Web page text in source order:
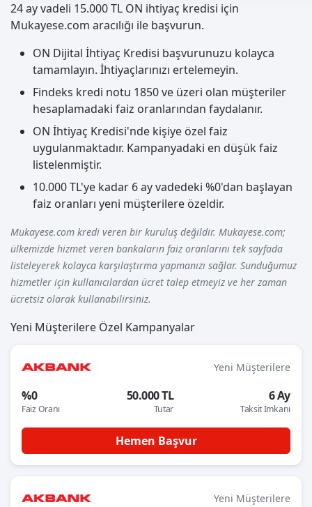
24 ay vadeli 15.000 TL ON ihtiyaç kredisi için
Mukayese.com aracılığı ile başvurun.
ON Dijital İhtiyaç Kredisi başvurunuzu kolayca
tamamlayın. İhtiyaçlarınızı ertelemeyin.
Findeks kredi notu 1850 ve üzeri olan müşteriler
hesaplamadaki faiz oranlarından faydalanır.
ON İhtiyaç Kredisi'nde kişiye özel faiz
uygulanmaktadır. Kampanyadaki en düşük faiz
listelenmiştir.
10.000 TL'ye kadar 6 ay vadedeki %0'dan başlayan
faiz oranları yeni müşterilere özeldir.
Mukayese.com kredi veren bir kuruluş değildir. Mukayese.com;
ülkemizde hizmet veren bankaların faiz oranlarını tek sayfada
listeleyerek kolayca karşılaştırma yapmanızı sağlar. Sunduğumuz
hizmetler için kullanıcılardan ücret talep etmeyiz ve her zaman
ücretsiz olarak kullanabilirsiniz.
Yeni Müşterilere Özel Kampanyalar
Yeni Müşterilere
%0
Faiz Oranı
50.000 TL
Tutar
6 Ay
Taksit İmkanı
Hemen Başvur
Yeni Müşterilere